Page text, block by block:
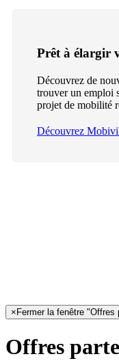
Prêt à élargir
Découvrez de
trouver un emploi
projet de mobilité
Découvrez
× Fermer la fenêtre "Offres
Offres